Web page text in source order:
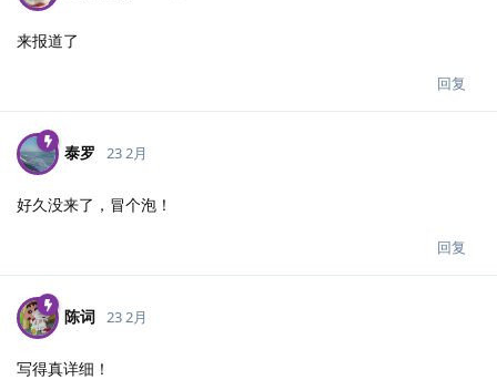
来报道了
回复
泰罗 23 2月
好久没来了，冒个泡！
回复
陈词 23 2月
写得真详细！